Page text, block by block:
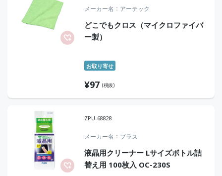
メーカー名 アーテック
どこでもクロス（マイクロファイバ
ー製）
お取り寄せ
¥97 (税抜)
ZPU-68828
メーカー名 プラス
液晶用クリーナー Lサイズボトル詰
替え用 100枚入 OC-230S